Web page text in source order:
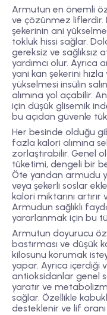
Armutun en önemli
ve çözünmez liflerdir.
şekerinin ani
tokluk hissi sağlar.
gereksiz ve sağlıksız
yardımcı olur.
yani kan şekerini
yükselmesi insülin
alımına yol açabilir.
için düşük glisemik
bu açıdan güvenle
Her besinde olduğu
fazla kalori alımına
zorlaştırabilir. Genel
tüketimi, dengeli bir
Öte yandan armudu
veya şekerli soslar
kalori miktarını
Armudun sağlıklı
yararlanmak için bu
Armutun doyurucu
bastırması ve düşük
kilosunu korumak
yapar. Ayrıca içerdiği
antioksidanlar genel
yaratır ve
sağlar. Özellikle
desteklenir ve lif